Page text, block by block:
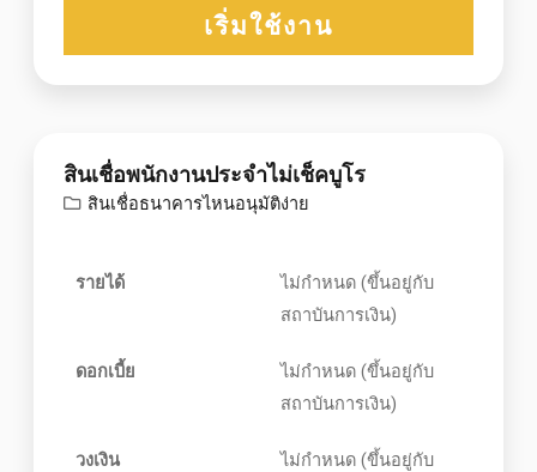
เริ่มใช้งาน
สินเชื่อพนักงานประจำไม่เช็คบูโร
สินเชื่อธนาคารไหนอนุมัติง่าย
รายได้
ไม่กำหนด (ขึ้นอยู่กับ
สถาบันการเงิน)
ดอกเบี้ย
ไม่กำหนด (ขึ้นอยู่กับ
สถาบันการเงิน)
วงเงิน
ไม่กำหนด (ขึ้นอยู่กับ